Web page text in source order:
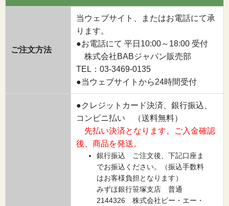
ご注文方法
当ウェブサイト、またはお電話にて承
ります。
●お電話にて 平日10:00～18:00 受付
株式会社BABジャパン販売部
TEL：03-3469-0135
●当ウェブサイトから24時間受付
●クレジットカード決済、銀行振込、
コンビニ払い （送料無料）
先払い決済となります。ご入金確認
後、商品を発送。
銀行振込 ご注文後、下記口座ま
でお振込ください。（振込手数料
はお客様負担となります）
みずほ銀行笹塚支店 普通
2144326 株式会社ビー・エー・